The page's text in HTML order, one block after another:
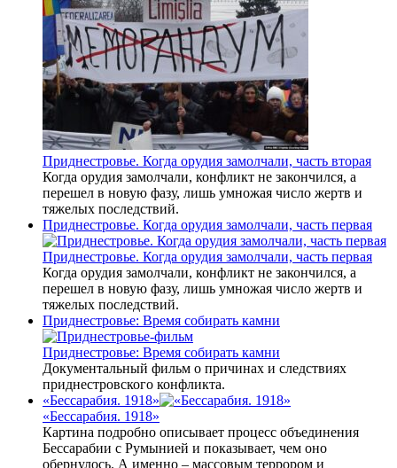
Приднестровье. Когда орудия замолчали, часть вторая
Когда орудия замолчали, конфликт не закончился, а
перешел в новую фазу, лишь умножая число жертв и
тяжелых последствий.
Приднестровье. Когда орудия замолчали, часть первая
Приднестровье. Когда орудия замолчали, часть первая
Когда орудия замолчали, конфликт не закончился, а
перешел в новую фазу, лишь умножая число жертв и
тяжелых последствий.
Приднестровье: Время собирать камни
Приднестровье: Время собирать камни
Документальный фильм о причинах и следствиях
приднестровского конфликта.
«Бессарабия. 1918»
«Бессарабия. 1918»
Картина подробно описывает процесс объединения
Бессарабии с Румынией и показывает, чем оно
обернулось. А именно – массовым террором и